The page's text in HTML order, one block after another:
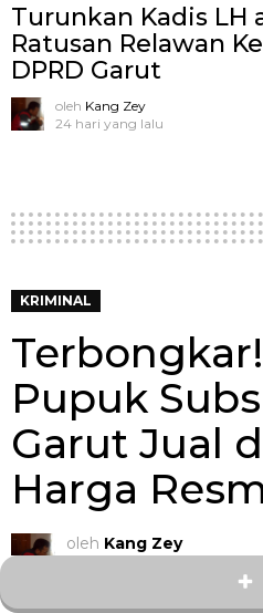
Turunkan Kadis LH
Ratusan Relawan
DPRD Garut
oleh Kang Zey
24 hari yang lalu
KRIMINAL
Pupuk
Garut Jual
Harga
oleh Kang Zey